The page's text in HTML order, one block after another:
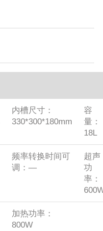
内槽尺寸：
330*300*180mm
容
量：
18L
频率转换时间可
调：—
超声
功
率：
加热功率：
800W